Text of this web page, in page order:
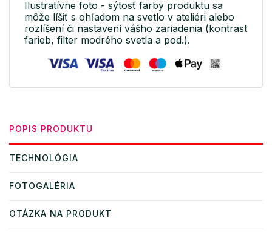
Ilustratívne foto - sýtosť farby produktu sa
môže líšiť s ohľadom na svetlo v ateliéri alebo
rozlíšení či nastavení vášho zariadenia (kontrast
farieb, filter modrého svetla a pod.).
POPIS PRODUKTU
TECHNOLÓGIA
FOTOGALÉRIA
OTÁZKA NA PRODUKT